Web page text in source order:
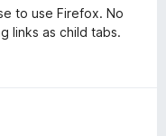
to use Firefox. No
links as child tabs.